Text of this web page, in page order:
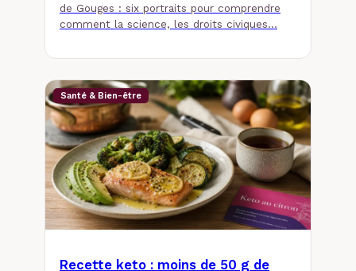
de Gouges : six portraits pour comprendre
comment la science, les droits civiques…
Santé & Bien-être
Recette keto : moins de 50 g de